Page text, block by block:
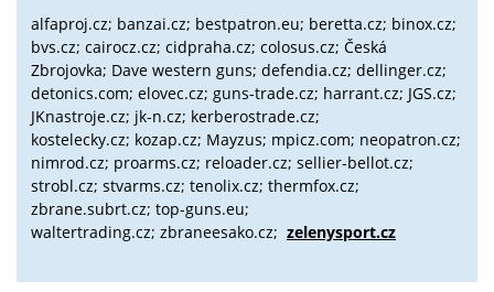
alfaproj.cz; banzai.cz; bestpatron.eu; beretta.cz; binox.cz;
bvs.cz; cairocz.cz; cidpraha.cz; colosus.cz; Česká
Zbrojovka; Dave western guns; defendia.cz; dellinger.cz;
detonics.com; elovec.cz; guns-trade.cz; harrant.cz; JGS.cz;
JKnastroje.cz; jk-n.cz; kerberostrade.cz;
kostelecky.cz; kozap.cz; Mayzus; mpicz.com; neopatron.cz;
nimrod.cz; proarms.cz; reloader.cz; sellier-bellot.cz;
strobl.cz; stvarms.cz; tenolix.cz; thermfox.cz;
zbrane.subrt.cz; top-guns.eu;
waltertrading.cz; zbraneesako.cz; zelenysport.cz